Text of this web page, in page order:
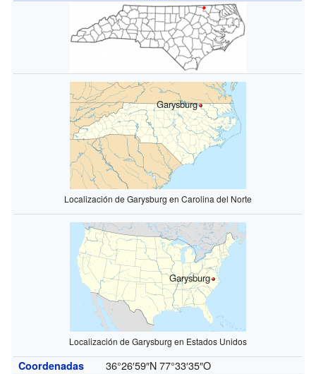
Garysburg
Localización de Garysburg en Carolina del Norte
Garysburg
Localización de Garysburg en Estados Unidos
Coordenadas 36°26′59″N 77°33′35″O